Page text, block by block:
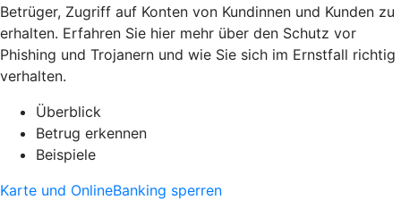
Betrüger, Zugriff auf Konten von Kundinnen und Kunden zu
erhalten. Erfahren Sie hier mehr über den Schutz vor
Phishing und Trojanern und wie Sie sich im Ernstfall richtig
verhalten.
Überblick
Betrug erkennen
Beispiele
Karte und OnlineBanking sperren